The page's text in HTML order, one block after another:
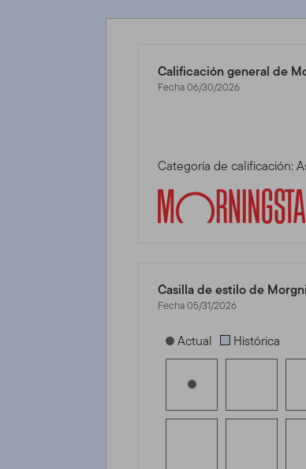
Calificación general de
Fecha 06/30/2026
Categoría de calificación:
Casilla de estilo de
Fecha 05/31/2026
[products.morningstar-
Actual Histórica